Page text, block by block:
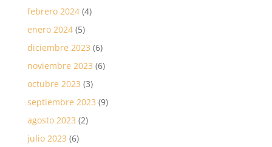
febrero 2024(4)
enero 2024(5)
diciembre 2023 (6)
noviembre 2023 (6)
octubre 2023 (3)
septiembre 2023 (9)
agosto 2023 (2)
julio 2023 (6)